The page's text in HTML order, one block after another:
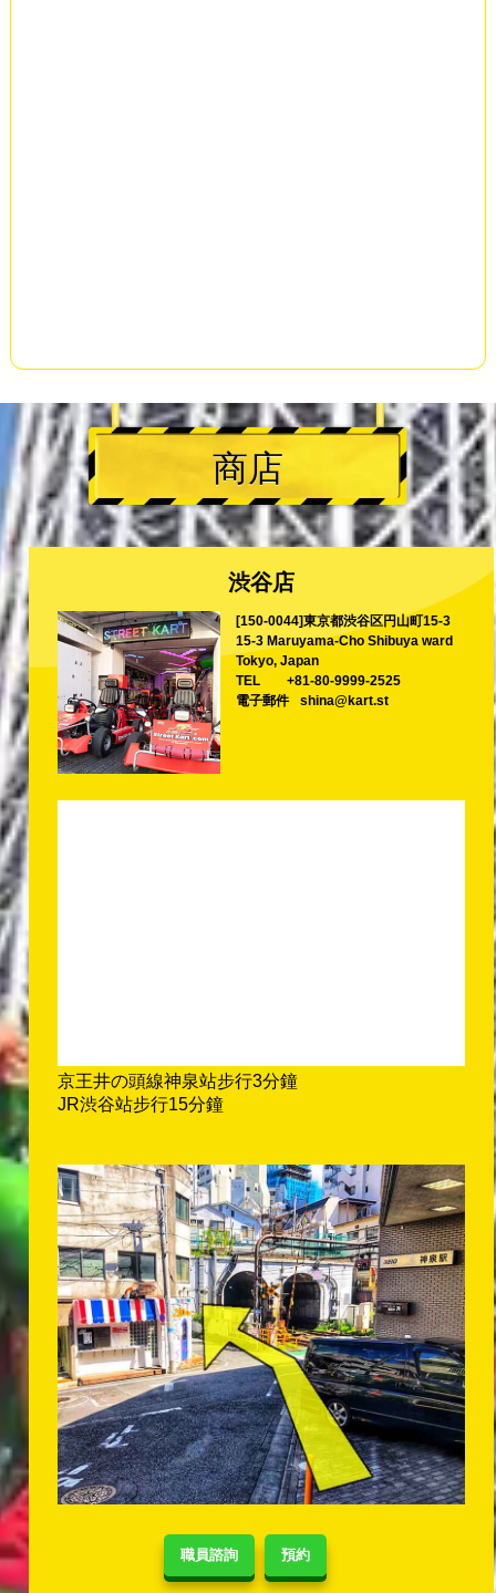
職員諮詢 預約
商店
渋谷店
[150-0044]東京都渋谷区円山町15-3
15-3 Maruyama-Cho Shibuya ward
Tokyo, Japan
TEL
+81-80-9999-2525
電子郵件
shina@kart.st
京王井の頭線神泉站步行3分鐘
JR渋谷站步行15分鐘